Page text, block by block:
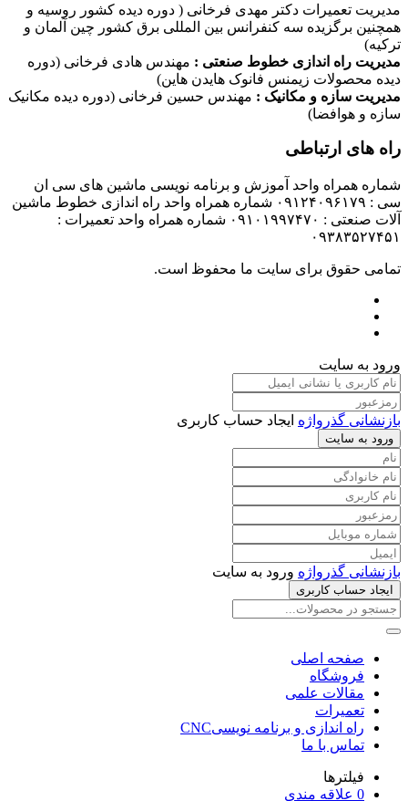
مدیریت تعمیرات دکتر مهدی فرخانی ( دوره دیده کشور روسیه و
همچنین برگزیده سه کنفرانس بین المللی برق کشور چین آلمان و
ترکیه)
مدیریت راه اندازی خطوط صنعتی : مهندس هادی فرخانی (دوره
دیده محصولات زیمنس فانوک هایدن هاین)
مدیریت سازه و مکانیک : مهندس حسین فرخانی (دوره دیده مکانیک
سازه و هوافضا)
راه های ارتباطی
شماره همراه واحد آموزش و برنامه نویسی ماشین های سی ان
سی : ۰۹۱۲۴۰۹۶۱۷۹ شماره همراه واحد راه اندازی خطوط ماشین
آلات صنعتی : ۰۹۱۰۱۹۹۷۴۷۰ شماره همراه واحد تعمیرات :
۰۹۳۸۳۵۲۷۴۵۱
تمامی حقوق برای سایت ما محفوظ است.
ورود به سایت
بازنشانی گذرواژه ایجاد حساب کاربری
ورود به سایت
بازنشانی گذرواژه ورود به سایت
ایجاد حساب کاربری
صفحه اصلی
فروشگاه
مقالات علمی
تعمیرات
راه اندازی و برنامه نویسیCNC
تماس با ما
فیلترها
0 علاقه مندی